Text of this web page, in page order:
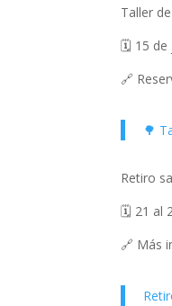
Taller
🗓️ 15 de
🔗
🌳
Retiro
🗓️ 21 al
🔗 Más